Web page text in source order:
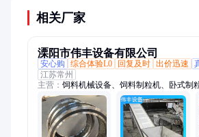
相关厂家
溧阳市伟丰设备有限公司
安心购
综合体验L0 回复及时 出价迅速
江苏常州
主营： 饲料机械设备、饲料制粒机、卧式制
线、木屑制粒机、木屑烘干机、立式制粒机
猫砂料制粒生产线、牛羊饲料设备、畜禽料
机、饲料混合机、辣椒烘干机、中草药烘干
模、皮带输送机、垂直提升机、往复式提升